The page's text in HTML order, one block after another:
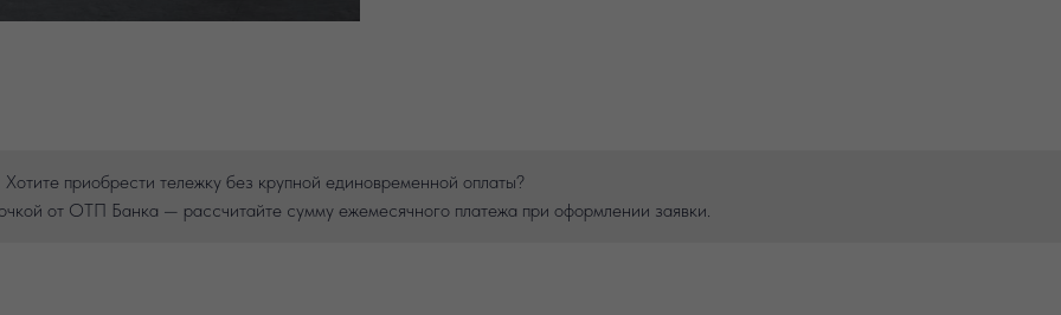
Хотите приобрести тележку без крупной единовременной оплаты?
от ОТП Банка — рассчитайте сумму ежемесячного платежа при оформлении заявки.